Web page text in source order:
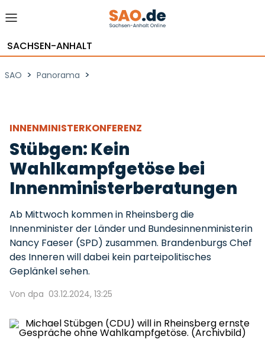
SACHSEN-ANHALT
SAO > Panorama >
INNENMINISTERKONFERENZ
Stübgen: Kein
Wahlkampfgetöse bei
Innenministerberatungen
Ab Mittwoch kommen in Rheinsberg die
Innenminister der Länder und Bundesinnenministerin
Nancy Faeser (SPD) zusammen. Brandenburgs Chef
des Inneren will dabei kein parteipolitisches
Geplänkel sehen.
Von dpa 03.12.2024, 13:25